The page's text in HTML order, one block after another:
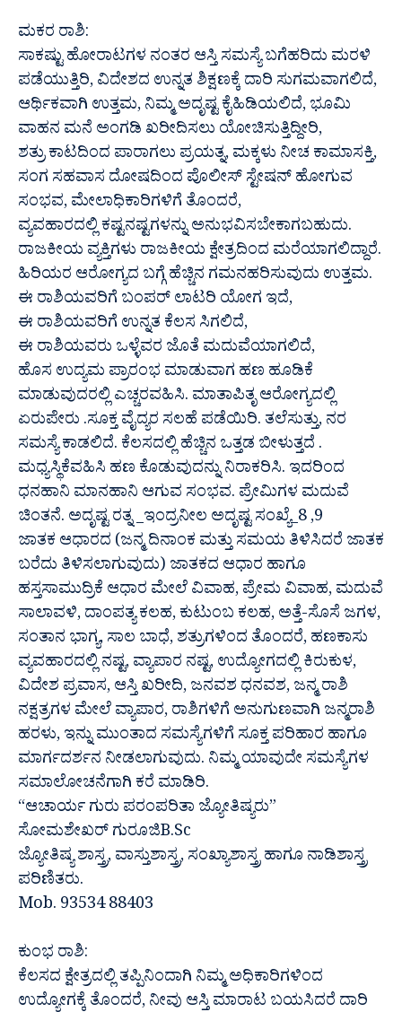
ಮಕರ ರಾಶಿ:
ಸಾಕಷ್ಟು ಹೋರಾಟಗಳ ನಂತರ ಆಸ್ತಿ ಸಮಸ್ಯೆ ಬಗೆಹರಿದು ಮರಳಿ
ಪಡೆಯುತ್ತಿರಿ, ವಿದೇಶದ ಉನ್ನತ ಶಿಕ್ಷಣಕ್ಕೆ ದಾರಿ ಸುಗಮವಾಗಲಿದೆ,
ಆರ್ಥಿಕವಾಗಿ ಉತ್ತಮ, ನಿಮ್ಮ ಅದೃಷ್ಟ ಕೈಹಿಡಿಯಲಿದೆ, ಭೂಮಿ
ವಾಹನ ಮನೆ ಅಂಗಡಿ ಖರೀದಿಸಲು ಯೋಚಿಸುತ್ತಿದ್ದೀರಿ,
ಶತ್ರು ಕಾಟದಿಂದ ಪಾರಾಗಲು ಪ್ರಯತ್ನ, ಮಕ್ಕಳು ನೀಚ ಕಾಮಾಸಕ್ತಿ,
ಸಂಗ ಸಹವಾಸ ದೋಷದಿಂದ ಪೊಲೀಸ್ ಸ್ಟೇಷನ್ ಹೋಗುವ
ಸಂಭವ, ಮೇಲಾಧಿಕಾರಿಗಳಿಗೆ ತೊಂದರೆ,
ವ್ಯವಹಾರದಲ್ಲಿ ಕಷ್ಟನಷ್ಟಗಳನ್ನು ಅನುಭವಿಸಬೇಕಾಗಬಹುದು.
ರಾಜಕೀಯ ವ್ಯಕ್ತಿಗಳು ರಾಜಕೀಯ ಕ್ಷೇತ್ರದಿಂದ ಮರೆಯಾಗಲಿದ್ದಾರೆ.
ಹಿರಿಯರ ಆರೋಗ್ಯದ ಬಗ್ಗೆ ಹೆಚ್ಚಿನ ಗಮನಹರಿಸುವುದು ಉತ್ತಮ.
ಈ ರಾಶಿಯವರಿಗೆ ಬಂಪರ್ ಲಾಟರಿ ಯೋಗ ಇದೆ,
ಈ ರಾಶಿಯವರಿಗೆ ಉನ್ನತ ಕೆಲಸ ಸಿಗಲಿದೆ,
ಈ ರಾಶಿಯವರು ಒಳ್ಳೆವರ ಜೊತೆ ಮದುವೆಯಾಗಲಿದೆ,
ಹೊಸ ಉದ್ಯಮ ಪ್ರಾರಂಭ ಮಾಡುವಾಗ ಹಣ ಹೂಡಿಕೆ
ಮಾಡುವುದರಲ್ಲಿ ಎಚ್ಚರವಹಿಸಿ. ಮಾತಾಪಿತೃ ಆರೋಗ್ಯದಲ್ಲಿ
ಏರುಪೇರು .ಸೂಕ್ತ ವೈದ್ಯರ ಸಲಹೆ ಪಡೆಯಿರಿ. ತಲೆಸುತ್ತು, ನರ
ಸಮಸ್ಯೆ ಕಾಡಲಿದೆ. ಕೆಲಸದಲ್ಲಿ ಹೆಚ್ಚಿನ ಒತ್ತಡ ಬೀಳುತ್ತದೆ .
ಮಧ್ಯಸ್ಥಿಕೆವಹಿಸಿ ಹಣ ಕೊಡುವುದನ್ನು ನಿರಾಕರಿಸಿ. ಇದರಿಂದ
ಧನಹಾನಿ ಮಾನಹಾನಿ ಆಗುವ ಸಂಭವ. ಪ್ರೇಮಿಗಳ ಮದುವೆ
ಚಿಂತನೆ. ಅದೃಷ್ಟ ರತ್ನ _ಇಂದ್ರನೀಲ ಅದೃಷ್ಟ ಸಂಖ್ಯೆ_8 ,9
ಜಾತಕ ಆಧಾರದ (ಜನ್ಮ ದಿನಾಂಕ ಮತ್ತು ಸಮಯ ತಿಳಿಸಿದರೆ ಜಾತಕ
ಬರೆದು ತಿಳಿಸಲಾಗುವುದು) ಜಾತಕದ ಆಧಾರ ಹಾಗೂ
ಹಸ್ತಸಾಮುದ್ರಿಕೆ ಆಧಾರ ಮೇಲೆ ವಿವಾಹ, ಪ್ರೇಮ ವಿವಾಹ, ಮದುವೆ
ಸಾಲಾವಳಿ, ದಾಂಪತ್ಯ ಕಲಹ, ಕುಟುಂಬ ಕಲಹ, ಅತ್ತೆ-ಸೊಸೆ ಜಗಳ,
ಸಂತಾನ ಭಾಗ್ಯ, ಸಾಲ ಬಾಧೆ, ಶತ್ರುಗಳಿಂದ ತೊಂದರೆ, ಹಣಕಾಸು
ವ್ಯವಹಾರದಲ್ಲಿ ನಷ್ಟ, ವ್ಯಾಪಾರ ನಷ್ಟ, ಉದ್ಯೋಗದಲ್ಲಿ ಕಿರುಕುಳ,
ವಿದೇಶ ಪ್ರವಾಸ, ಆಸ್ತಿ ಖರೀದಿ, ಜನವಶ ಧನವಶ, ಜನ್ಮ ರಾಶಿ
ನಕ್ಷತ್ರಗಳ ಮೇಲೆ ವ್ಯಾಪಾರ, ರಾಶಿಗಳಿಗೆ ಅನುಗುಣವಾಗಿ ಜನ್ಮರಾಶಿ
ಹರಳು, ಇನ್ನು ಮುಂತಾದ ಸಮಸ್ಯೆಗಳಿಗೆ ಸೂಕ್ತ ಪರಿಹಾರ ಹಾಗೂ
ಮಾರ್ಗದರ್ಶನ ನೀಡಲಾಗುವುದು. ನಿಮ್ಮ ಯಾವುದೇ ಸಮಸ್ಯೆಗಳ
ಸಮಾಲೋಚನೆಗಾಗಿ ಕರೆ ಮಾಡಿರಿ.
“ಆಚಾರ್ಯ ಗುರು ಪರಂಪರಿತಾ ಜ್ಯೋತಿಷ್ಯರು”
ಸೋಮಶೇಖರ್ ಗುರೂಜಿB.Sc
ಜ್ಯೋತಿಷ್ಯ ಶಾಸ್ತ್ರ, ವಾಸ್ತುಶಾಸ್ತ್ರ, ಸಂಖ್ಯಾಶಾಸ್ತ್ರ ಹಾಗೂ ನಾಡಿಶಾಸ್ತ್ರ
ಪರಿಣಿತರು.
Mob. 93534 88403
ಕುಂಭ ರಾಶಿ:
ಕೆಲಸದ ಕ್ಷೇತ್ರದಲ್ಲಿ ತಪ್ಪಿನಿಂದಾಗಿ ನಿಮ್ಮ ಅಧಿಕಾರಿಗಳಿಂದ
ಉದ್ಯೋಗಕ್ಕೆ ತೊಂದರೆ, ನೀವು ಆಸ್ತಿ ಮಾರಾಟ ಬಯಸಿದರೆ ದಾರಿ